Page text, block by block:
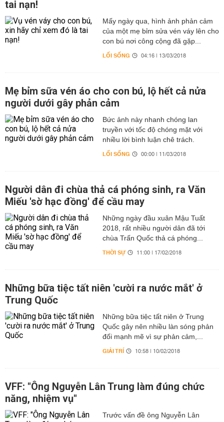
tai nạn!
Mấy ngày qua, hình ảnh phản cảm
của một mẹ bỉm sửa vén váy lên cho
con bú nơi công cộng đã gặp...
LỐI SỐNG 04:16 | 13/03/2018
Mẹ bỉm sữa vén áo cho con bú, lộ hết cả nửa
người dưới gây phản cảm
Bức ảnh này nhanh chóng lan
truyền với tốc độ chóng mặt với
nhiều lời bình luận chê trách.
LỐI SỐNG 00:00 | 11/03/2018
Người dân đi chùa thả cá phóng sinh, ra Văn
Miếu 'sờ hạc đồng' để cầu may
Những ngày đầu xuân Mậu Tuất
2018, rất nhiều người dân đã tới
chùa Trấn Quốc thả cá phóng...
THỜI SỰ 11:00 | 17/02/2018
Những bữa tiệc tất niên 'cười ra nước mắt' ở
Trung Quốc
Những bữa tiệc tất niên ở Trung
Quốc gây nên nhiều làn sóng phản
đối mạnh mẽ vì sự phản cảm,...
GIẢI TRÍ 10:58 | 10/02/2018
VFF: "Ông Nguyễn Lân Trung làm đúng chức
năng, nhiệm vụ"
Trước vấn đề ông Nguyễn Lân